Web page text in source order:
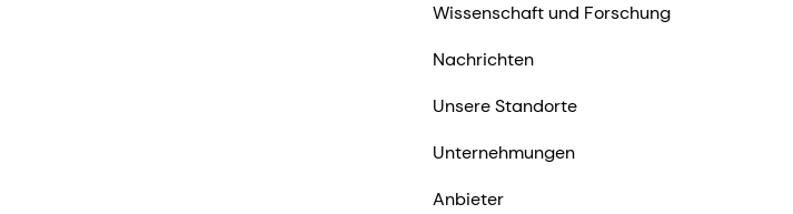
Wissenschaft und Forschung
Nachrichten
Unsere Standorte
Unternehmungen
Anbieter